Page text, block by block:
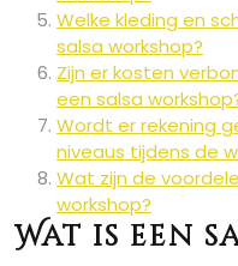
Welke kleding en
salsa workshop?
Zijn er kosten
een salsa
Wordt er rekening
niveaus tijdens de
Wat zijn de
workshop?
Wat is een